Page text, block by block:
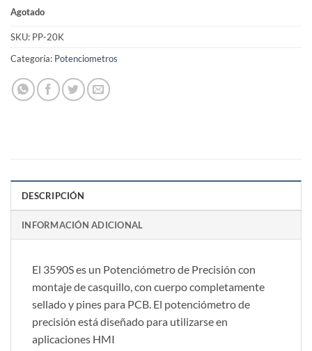
Agotado
SKU: PP-20K
Categoría: Potenciometros
DESCRIPCIÓN
INFORMACIÓN ADICIONAL
El 3590S es un Potenciómetro de Precisión con
montaje de casquillo, con cuerpo completamente
sellado y pines para PCB. El potenciómetro de
precisión está diseñado para utilizarse en
aplicaciones HMI